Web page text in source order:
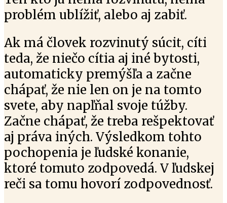
problém ublížiť, alebo aj zabiť.
Ak má človek rozvinutý súcit, cíti
teda, že niečo cítia aj iné bytosti,
automaticky premýšľa a začne
chápať, že nie len on je na tomto
svete, aby napľňal svoje túžby.
Začne chápať, že treba rešpektovať
aj práva iných. Výsledkom tohto
pochopenia je ľudské konanie,
ktoré tomuto zodpovedá. V ľudskej
reči sa tomu hovorí zodpovednosť.